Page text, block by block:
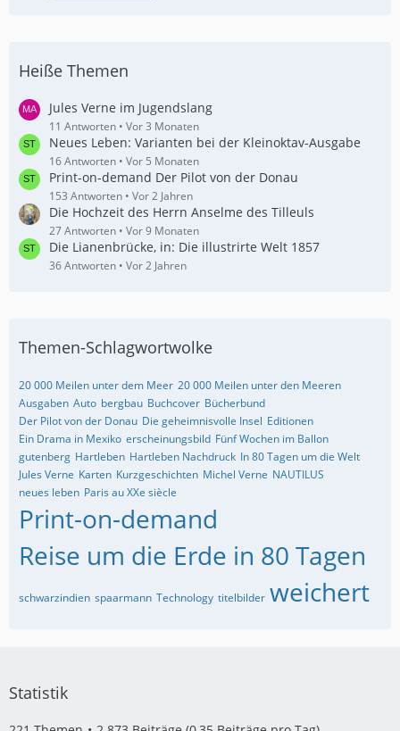
Heiße Themen
Jules Verne im Jugendslang
11 Antworten Vor 3 Monaten
Neues Leben: Varianten bei der Kleinoktav-Ausgabe
16 Antworten Vor 5 Monaten
Print-on-demand Der Pilot von der Donau
153 Antworten Vor 2 Jahren
Die Hochzeit des Herrn Anselme des Tilleuls
27 Antworten Vor 9 Monaten
Die Lianenbrücke, in: Die illustrirte Welt 1857
36 Antworten Vor 2 Jahren
Themen-Schlagwortwolke
20 000 Meilen unter dem Meer 20 000 Meilen unter den Meeren
Ausgaben Auto bergbau Buchcover Bücherbund
Der Pilot von der Donau Die geheimnisvolle Insel Editionen
Ein Drama in Mexiko erscheinungsbild Fünf Wochen im Ballon
gutenberg Hartleben Hartleben Nachdruck In 80 Tagen um die Welt
Jules Verne Karten Kurzgeschichten Michel Verne NAUTILUS
neues leben Paris au XXe siècle
Print-on-demand
Reise um die Erde in 80 Tagen
schwarzindien spaarmann Technology titelbilder weichert
Statistik